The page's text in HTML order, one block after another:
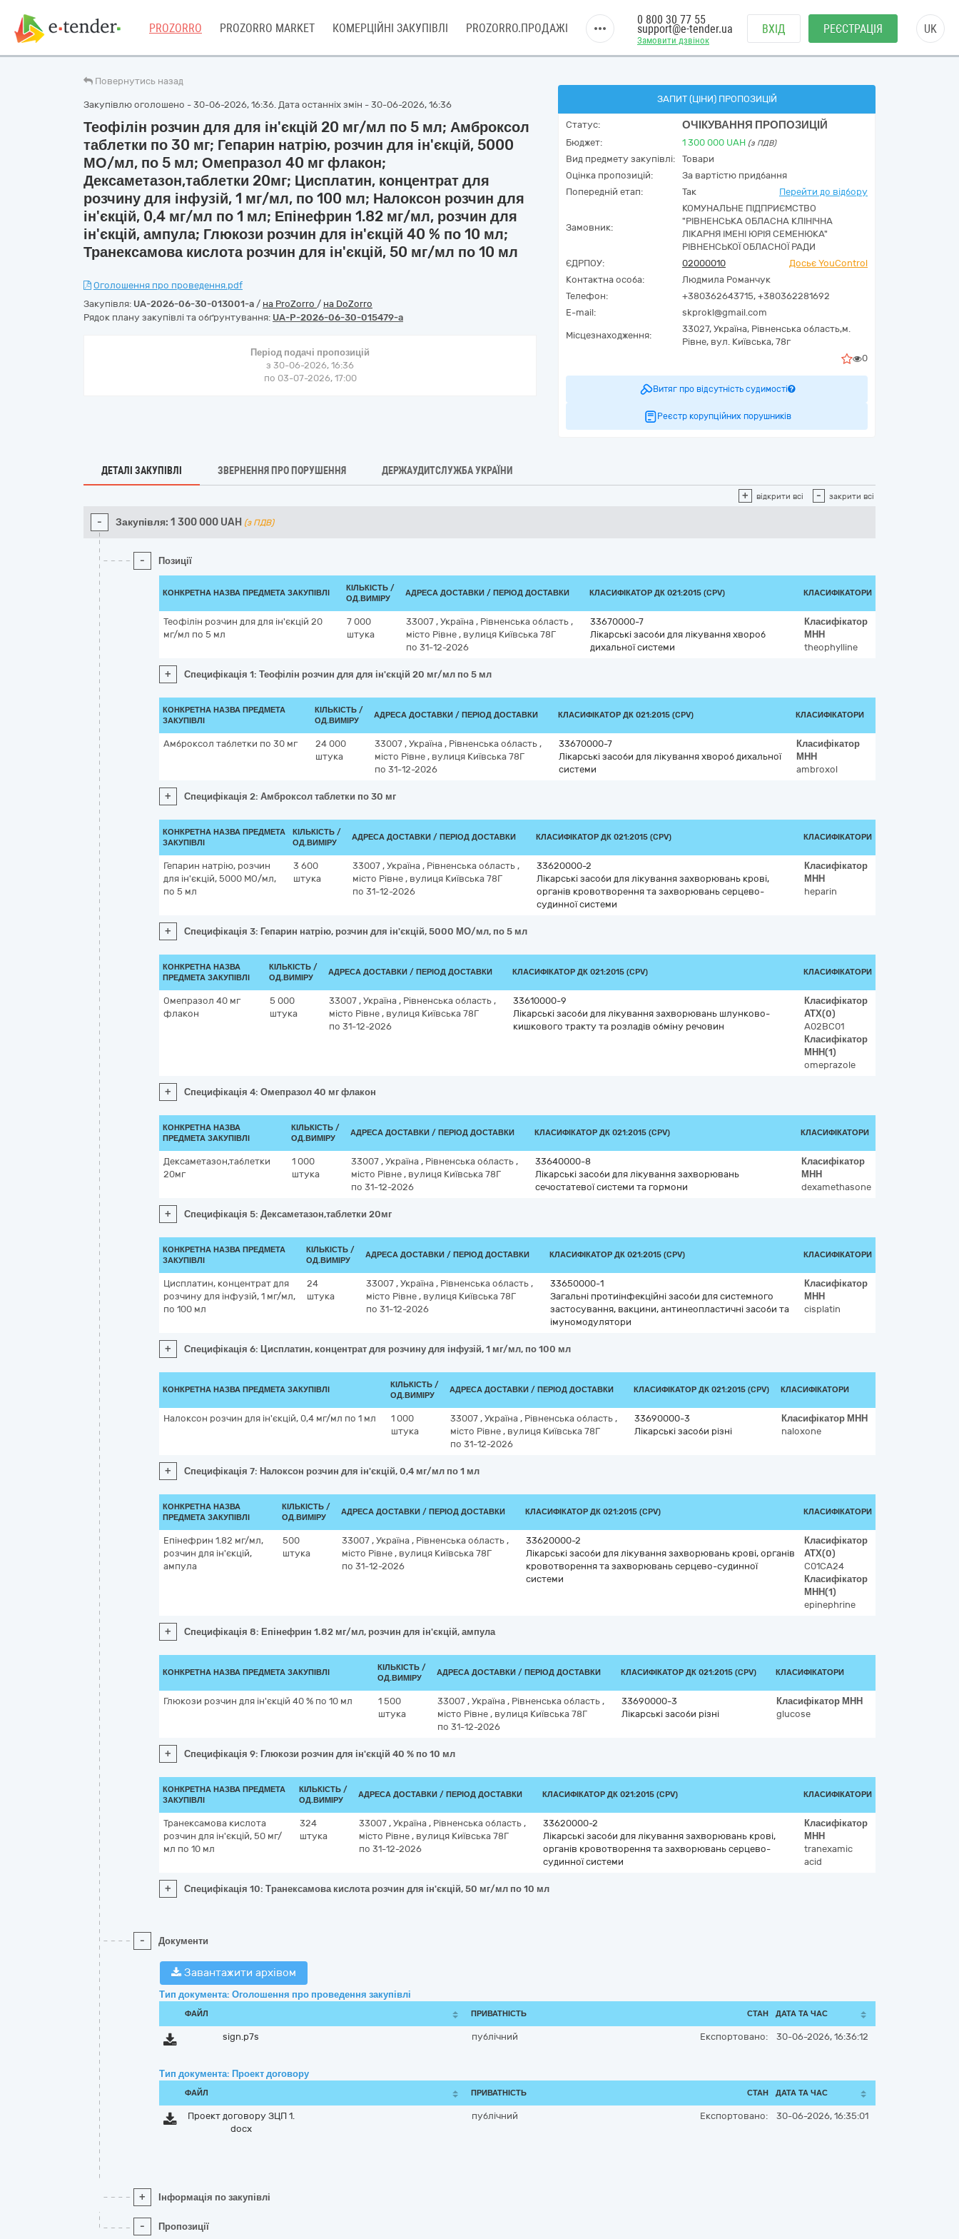
PROZORRO PROZORRO MARKET КОМЕРЦІЙНІ ЗАКУПІВЛІ PROZORRO.ПРОДАЖІ
Замовити дзвінок
0 800 30 77 55
support@e-tender.ua ВХІД РЕЄСТРАЦІЯ UK
Повернутись назад
Закупівлю оголошено - 30-06-2026, 16:36. Дата останніх змін - 30-06-2026, 16:36
Теофілін розчин для для ін'єкцій 20 мг/мл по 5 мл; Амброксол
таблетки по 30 мг; Гепарин натрію, розчин для ін'єкцій, 5000
МО/мл, по 5 мл; Омепразол 40 мг флакон;
Дексаметазон,таблетки 20мг; Цисплатин, концентрат для
розчину для інфузій, 1 мг/мл, по 100 мл; Налоксон розчин для
ін'єкцій, 0,4 мг/мл по 1 мл; Епінефрин 1.82 мг/мл, розчин для
ін'єкцій, ампула; Глюкози розчин для ін'єкцій 40 % по 10 мл;
Транексамова кислота розчин для ін'єкцій, 50 мг/мл по 10 мл
Оголошення про проведення.pdf
Закупівля: UA-2026-06-30-013001-a / на ProZorro / на DoZorro
Рядок плану закупівлі та обґрунтування: UA-P-2026-06-30-015479-a
Період подачі пропозицій
з 30-06-2026, 16:36
по 03-07-2026, 17:00
ЗАПИТ (ЦІНИ) ПРОПОЗИЦІЙ
Статус: ОЧІКУВАННЯ ПРОПОЗИЦІЙ
Бюджет: 1 300 000 UAH (з ПДВ)
Вид предмету закупівлі:
Товари
Оцінка пропозицій:
За вартістю придбання
Попередній етап:
Так Перейти до відбору
Замовник:
КОМУНАЛЬНЕ ПІДПРИЄМСТВО
"РІВНЕНСЬКА ОБЛАСНА КЛІНІЧНА
ЛІКАРНЯ ІМЕНІ ЮРІЯ СЕМЕНЮКА"
РІВНЕНСЬКОЇ ОБЛАСНОЇ РАДИ
ЄДРПОУ:
02000010
Досьє YouControl
Контактна особа:
Людмила Романчук
Телефон:
+380362643715, +380362281692
E-mail:
skprokl@gmail.com
Місцезнаходження:
33027, Україна, Рівненська область,м.
Рівне, вул. Київська, 78г
0
Витяг про відсутність судимості
Реєстр корупційних порушників
ДЕТАЛІ ЗАКУПІВЛІ ЗВЕРНЕННЯ ПРО ПОРУШЕННЯ ДЕРЖАУДИТСЛУЖБА УКРАЇНИ
+ відкрити всі - закрити всі
- Закупівля: 1 300 000 UAH (з ПДВ)
- Позиції
КОНКРЕТНА НАЗВА ПРЕДМЕТА ЗАКУПІВЛІ
КІЛЬКІСТЬ /
ОД.ВИМІРУ
АДРЕСА ДОСТАВКИ / ПЕРІОД ДОСТАВКИ КЛАСИФІКАТОР ДК 021:2015 (CPV) КЛАСИФІКАТОРИ
Теофілін розчин для для ін'єкцій 20
мг/мл по 5 мл
7 000
штука
33007 , Україна , Рівненська область ,
місто Рівне , вулиця Київська 78Г
по 31-12-2026
33670000-7
Лікарські засоби для лікування хвороб
дихальної системи
Класифікатор
МНН
theophylline
+ Специфікація 1: Теофілін розчин для для ін'єкцій 20 мг/мл по 5 мл
КОНКРЕТНА НАЗВА ПРЕДМЕТА
ЗАКУПІВЛІ
КІЛЬКІСТЬ /
ОД.ВИМІРУ
АДРЕСА ДОСТАВКИ / ПЕРІОД ДОСТАВКИ КЛАСИФІКАТОР ДК 021:2015 (CPV) КЛАСИФІКАТОРИ
Амброксол таблетки по 30 мг
24 000
штука
33007 , Україна , Рівненська область ,
місто Рівне , вулиця Київська 78Г
по 31-12-2026
33670000-7
Лікарські засоби для лікування хвороб дихальної
системи
Класифікатор
МНН
ambroxol
+ Специфікація 2: Амброксол таблетки по 30 мг
КОНКРЕТНА НАЗВА ПРЕДМЕТА
ЗАКУПІВЛІ
КІЛЬКІСТЬ /
ОД.ВИМІРУ
АДРЕСА ДОСТАВКИ / ПЕРІОД ДОСТАВКИ КЛАСИФІКАТОР ДК 021:2015 (CPV) КЛАСИФІКАТОРИ
Гепарин натрію, розчин
для ін'єкцій, 5000 МО/мл,
по 5 мл
3 600
штука
33007 , Україна , Рівненська область ,
місто Рівне , вулиця Київська 78Г
по 31-12-2026
33620000-2
Лікарські засоби для лікування захворювань крові,
органів кровотворення та захворювань серцево-
судинної системи
Класифікатор
МНН
heparin
+ Специфікація 3: Гепарин натрію, розчин для ін'єкцій, 5000 МО/мл, по 5 мл
КОНКРЕТНА НАЗВА
ПРЕДМЕТА ЗАКУПІВЛІ
КІЛЬКІСТЬ /
ОД.ВИМІРУ
АДРЕСА ДОСТАВКИ / ПЕРІОД ДОСТАВКИ КЛАСИФІКАТОР ДК 021:2015 (CPV) КЛАСИФІКАТОРИ
Омепразол 40 мг
флакон
5 000
штука
33007 , Україна , Рівненська область ,
місто Рівне , вулиця Київська 78Г
по 31-12-2026
33610000-9
Лікарські засоби для лікування захворювань шлунково-
кишкового тракту та розладів обміну речовин
Класифікатор
АТХ(0)
A02BC01
Класифікатор
МНН(1)
omeprazole
+ Специфікація 4: Омепразол 40 мг флакон
КОНКРЕТНА НАЗВА
ПРЕДМЕТА ЗАКУПІВЛІ
КІЛЬКІСТЬ /
ОД.ВИМІРУ
АДРЕСА ДОСТАВКИ / ПЕРІОД ДОСТАВКИ КЛАСИФІКАТОР ДК 021:2015 (CPV) КЛАСИФІКАТОРИ
Дексаметазон,таблетки
20мг
1 000
штука
33007 , Україна , Рівненська область ,
місто Рівне , вулиця Київська 78Г
по 31-12-2026
33640000-8
Лікарські засоби для лікування захворювань
сечостатевої системи та гормони
Класифікатор
МНН
dexamethasone
+ Специфікація 5: Дексаметазон,таблетки 20мг
КОНКРЕТНА НАЗВА ПРЕДМЕТА
ЗАКУПІВЛІ
КІЛЬКІСТЬ /
ОД.ВИМІРУ
АДРЕСА ДОСТАВКИ / ПЕРІОД ДОСТАВКИ КЛАСИФІКАТОР ДК 021:2015 (CPV) КЛАСИФІКАТОРИ
Цисплатин, концентрат для
розчину для інфузій, 1 мг/мл,
по 100 мл
24
штука
33007 , Україна , Рівненська область ,
місто Рівне , вулиця Київська 78Г
по 31-12-2026
33650000-1
Загальні протиінфекційні засоби для системного
застосування, вакцини, антинеопластичні засоби та
імуномодулятори
Класифікатор
МНН
cisplatin
+ Специфікація 6: Цисплатин, концентрат для розчину для інфузій, 1 мг/мл, по 100 мл
КОНКРЕТНА НАЗВА ПРЕДМЕТА ЗАКУПІВЛІ
КІЛЬКІСТЬ /
ОД.ВИМІРУ
АДРЕСА ДОСТАВКИ / ПЕРІОД ДОСТАВКИ КЛАСИФІКАТОР ДК 021:2015 (CPV) КЛАСИФІКАТОРИ
Налоксон розчин для ін'єкцій, 0,4 мг/мл по 1 мл
1 000
штука
33007 , Україна , Рівненська область ,
місто Рівне , вулиця Київська 78Г
по 31-12-2026
33690000-3
Лікарські засоби різні
Класифікатор МНН
naloxone
+ Специфікація 7: Налоксон розчин для ін'єкцій, 0,4 мг/мл по 1 мл
КОНКРЕТНА НАЗВА
ПРЕДМЕТА ЗАКУПІВЛІ
КІЛЬКІСТЬ /
ОД.ВИМІРУ
АДРЕСА ДОСТАВКИ / ПЕРІОД ДОСТАВКИ КЛАСИФІКАТОР ДК 021:2015 (CPV) КЛАСИФІКАТОРИ
Епінефрин 1.82 мг/мл,
розчин для ін'єкцій,
ампула
500
штука
33007 , Україна , Рівненська область ,
місто Рівне , вулиця Київська 78Г
по 31-12-2026
33620000-2
Лікарські засоби для лікування захворювань крові, органів
кровотворення та захворювань серцево-судинної
системи
Класифікатор
АТХ(0)
C01CA24
Класифікатор
МНН(1)
epinephrine
+ Специфікація 8: Епінефрин 1.82 мг/мл, розчин для ін'єкцій, ампула
КОНКРЕТНА НАЗВА ПРЕДМЕТА ЗАКУПІВЛІ
КІЛЬКІСТЬ /
ОД.ВИМІРУ
АДРЕСА ДОСТАВКИ / ПЕРІОД ДОСТАВКИ КЛАСИФІКАТОР ДК 021:2015 (CPV) КЛАСИФІКАТОРИ
Глюкози розчин для ін'єкцій 40 % по 10 мл
1 500
штука
33007 , Україна , Рівненська область ,
місто Рівне , вулиця Київська 78Г
по 31-12-2026
33690000-3
Лікарські засоби різні
Класифікатор МНН
glucose
+ Специфікація 9: Глюкози розчин для ін'єкцій 40 % по 10 мл
КОНКРЕТНА НАЗВА ПРЕДМЕТА
ЗАКУПІВЛІ
КІЛЬКІСТЬ /
ОД.ВИМІРУ
АДРЕСА ДОСТАВКИ / ПЕРІОД ДОСТАВКИ КЛАСИФІКАТОР ДК 021:2015 (CPV) КЛАСИФІКАТОРИ
Транексамова кислота
розчин для ін'єкцій, 50 мг/
мл по 10 мл
324
штука
33007 , Україна , Рівненська область ,
місто Рівне , вулиця Київська 78Г
по 31-12-2026
33620000-2
Лікарські засоби для лікування захворювань крові,
органів кровотворення та захворювань серцево-
судинної системи
Класифікатор
МНН
tranexamic
acid
+ Специфікація 10: Транексамова кислота розчин для ін'єкцій, 50 мг/мл по 10 мл
- Документи
Завантажити архівом
Тип документа: Оголошення про проведення закупівлі
ФАЙЛ ПРИВАТНІСТЬ СТАН ДАТА ТА ЧАС
sign.p7s публічний Експортовано: 30-06-2026, 16:36:12
Тип документа: Проект договору
ФАЙЛ ПРИВАТНІСТЬ СТАН ДАТА ТА ЧАС
Проект договору ЗЦП 1.
docx
публічний Експортовано: 30-06-2026, 16:35:01
+ Інформація по закупівлі
- Пропозиції